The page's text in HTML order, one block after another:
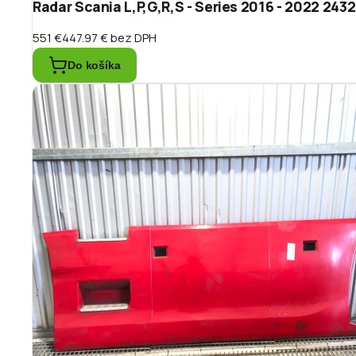
Radar Scania L,P,G,R,S - Series 2016 - 2022
551 €447.97 €bez DPH
Do košíka